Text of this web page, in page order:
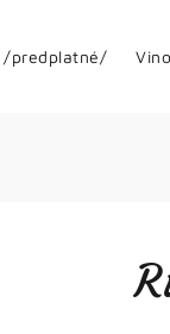
/predplatné/